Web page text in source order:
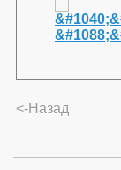
<-Назад